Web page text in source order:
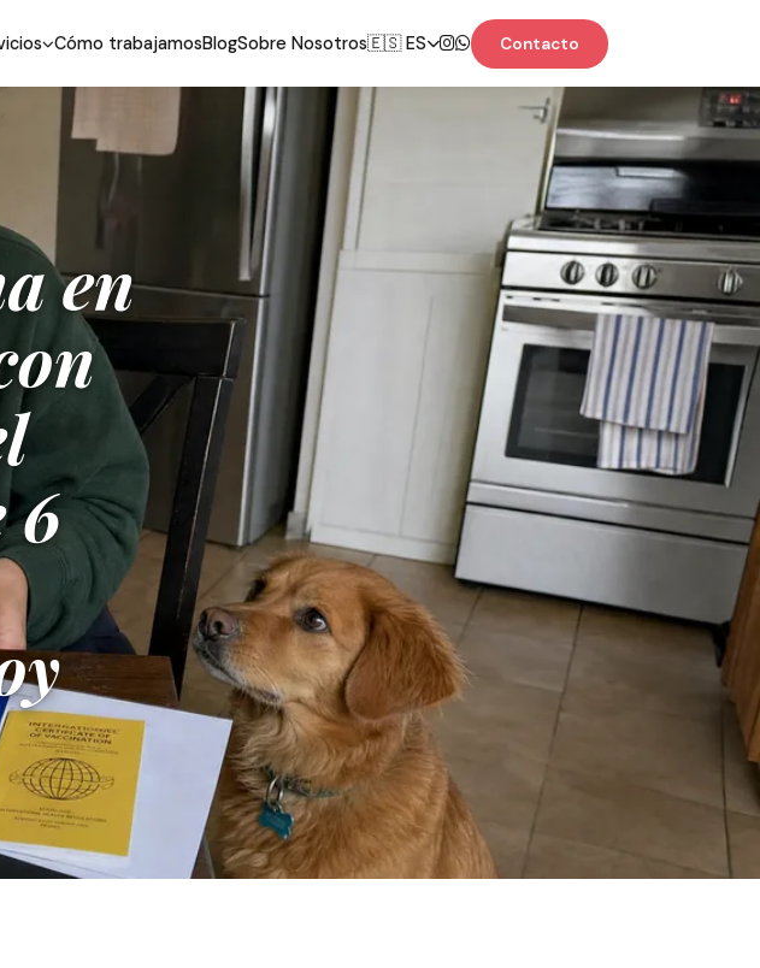
Cómo trabajamosBlogSobre Nosotros🇪🇸 ES Contacto
en
6